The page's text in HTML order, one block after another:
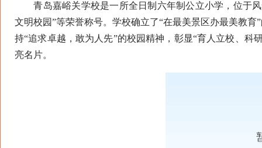
青岛嘉峪关学校是一所全日制六年制公立小学，位于风
文明校园”等荣誉称号。学校确立了“在最美景区办最美教
持“追求卓越，敢为人先”的校园精神，彰显“育人立校、
亮名片。